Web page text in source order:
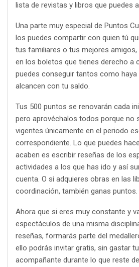
lista de revistas y libros que puedes
Una parte muy especial de Puntos
los puedes compartir con quien tú
tus familiares o tus mejores amigos,
en los boletos que tienes derecho a
puedes conseguir tantos como haya
alcancen con tu saldo.
Tus 500 puntos se renovarán cada
pero aprovéchalos todos porque no
vigentes únicamente en el periodo
correspondiente. Lo que puedes
acaben es escribir reseñas de los
actividades a los que has ido y así
cuenta. O si adquieres obras en las
coordinación, también ganas puntos.
Ahora que si eres muy constante y
espectáculos de una misma
reseñas, formarás parte del
ello podrás invitar gratis, sin gastar
acompañante durante lo que reste